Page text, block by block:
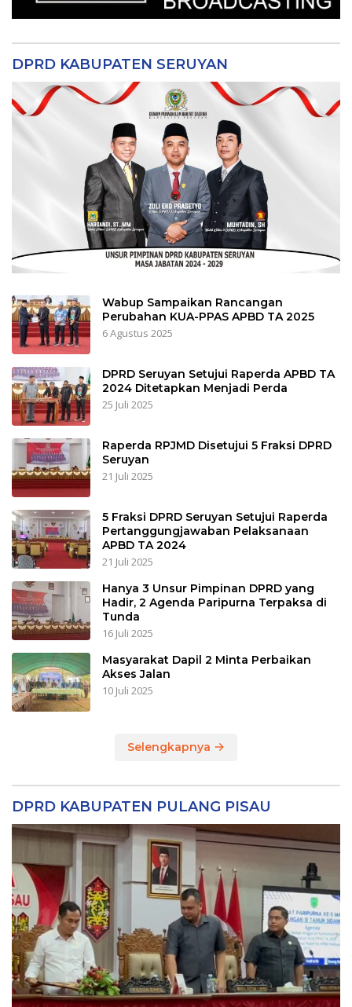
DPRD KABUPATEN SERUYAN
Wabup Sampaikan Rancangan
Perubahan KUA-PPAS APBD TA 2025
6 Agustus 2025
DPRD Seruyan Setujui Raperda APBD TA
2024 Ditetapkan Menjadi Perda
25 Juli 2025
Raperda RPJMD Disetujui 5 Fraksi DPRD
Seruyan
21 Juli 2025
5 Fraksi DPRD Seruyan Setujui Raperda
Pertanggungjawaban Pelaksanaan
APBD TA 2024
21 Juli 2025
Hanya 3 Unsur Pimpinan DPRD yang
Hadir, 2 Agenda Paripurna Terpaksa di
Tunda
16 Juli 2025
Masyarakat Dapil 2 Minta Perbaikan
Akses Jalan
10 Juli 2025
Selengkapnya
DPRD KABUPATEN PULANG PISAU